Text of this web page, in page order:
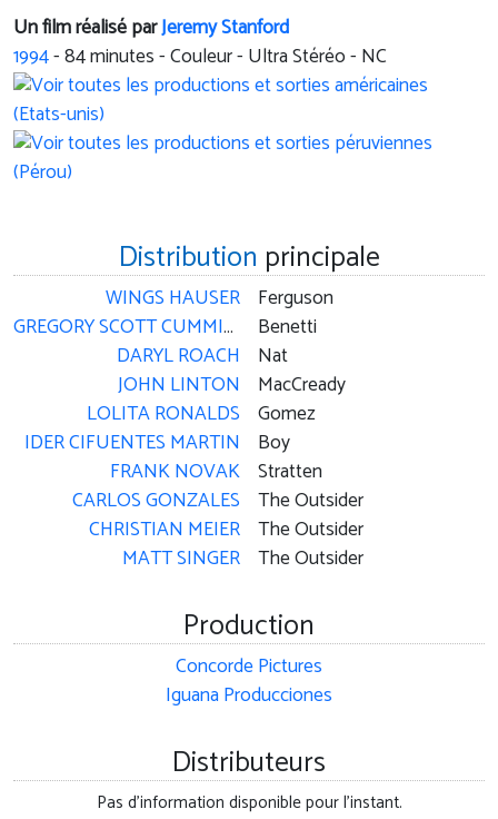
Un film réalisé parJeremy Stanford
1994-84minutes - Couleur - Ultra Stéréo - NC
Distribution principale
WINGS HAUSER
GREGORY SCOTT CUMMINS
DARYL ROACH
JOHN LINTON
LOLITA RONALDS
IDER CIFUENTES MARTIN
FRANK NOVAK
CARLOS GONZALES
CHRISTIAN MEIER
MATT SINGER
Ferguson
Benetti
Nat
MacCready
Gomez
Boy
Stratten
The Outsider
The Outsider
The Outsider
Production
Concorde Pictures
Iguana Producciones
Distributeurs
Pas d'information disponible pour l'instant.